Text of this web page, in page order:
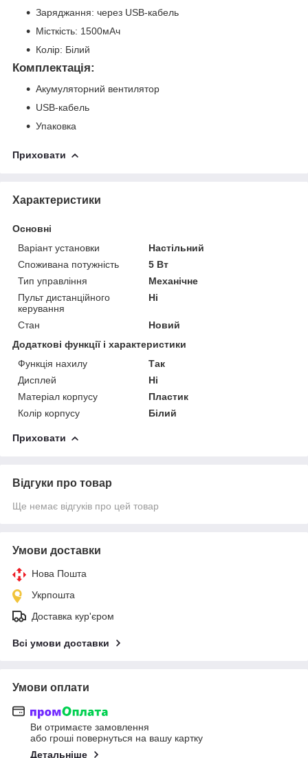
Заряджання: через USB-кабель
Місткість: 1500мАч
Колір: Білий
Комплектація:
Акумуляторний вентилятор
USB-кабель
Упаковка
Приховати
Характеристики
Основні
Варіант установки
Настільний
Споживана потужність
5 Вт
Тип управління
Механічне
Пульт дистанційного
керування
Ні
Стан
Новий
Додаткові функції і характеристики
Функція нахилу
Так
Дисплей
Ні
Матеріал корпусу
Пластик
Колір корпусу
Білий
Приховати
Відгуки про товар
Ще немає відгуків про цей товар
Умови доставки
Нова Пошта
Укрпошта
Доставка кур'єром
Всі умови доставки
Умови оплати
Ви отримаєте замовлення
або гроші повернуться на вашу картку
Детальніше